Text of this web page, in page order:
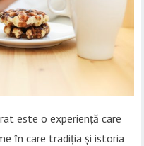
este o experiență care
în care tradiția și istoria